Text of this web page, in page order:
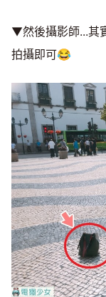
▼然後攝影師...其
拍攝即可😂